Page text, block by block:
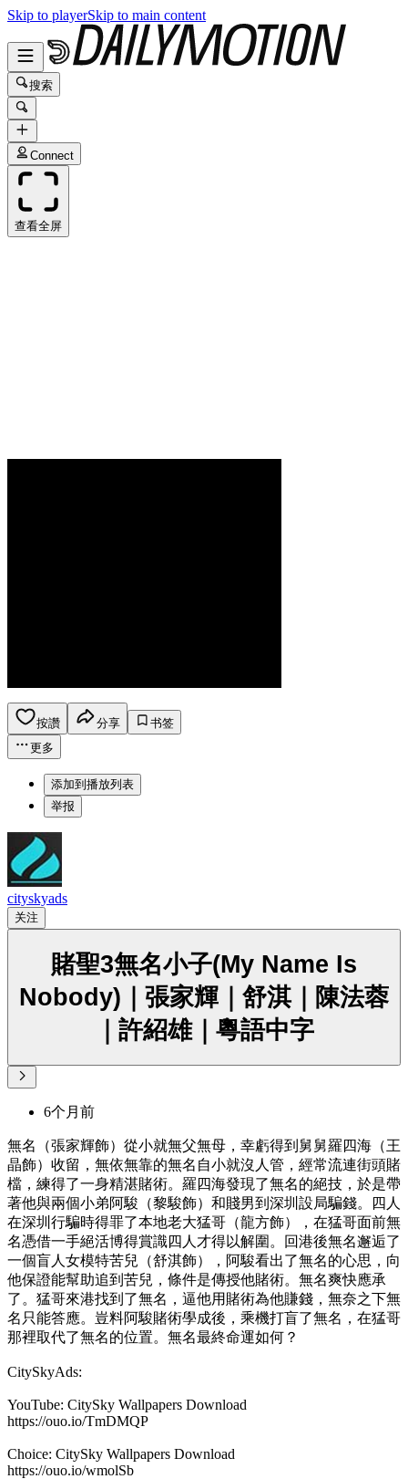
Skip to playerSkip to main content
搜索
Connect
查看全屏
按讚 分享
书签
更多
添加到播放列表
举报
cityskyads
关注
賭聖3無名小子(My Name Is
Nobody)｜張家輝｜舒淇｜陳法蓉
｜許紹雄｜粵語中字
6个月前
無名（張家輝飾）從小就無父無母，幸虧得到舅舅羅四海（王
晶飾）收留，無依無靠的無名自小就沒人管，經常流連街頭賭
檔，練得了一身精湛賭術。羅四海發現了無名的絕技，於是帶
著他與兩個小弟阿駿（黎駿飾）和賤男到深圳設局騙錢。四人
在深圳行騙時得罪了本地老大猛哥（龍方飾），在猛哥面前無
名憑借一手絕活博得賞識四人才得以解圍。回港後無名邂逅了
一個盲人女模特苦兒（舒淇飾），阿駿看出了無名的心思，向
他保證能幫助追到苦兒，條件是傳授他賭術。無名爽快應承
了。猛哥來港找到了無名，逼他用賭術為他賺錢，無奈之下無
名只能答應。豈料阿駿賭術學成後，乘機打盲了無名，在猛哥
那裡取代了無名的位置。無名最終命運如何？
CitySkyAds:
YouTube: CitySky Wallpapers Download
https://ouo.io/TmDMQP
Choice: CitySky Wallpapers Download
https://ouo.io/wmolSb